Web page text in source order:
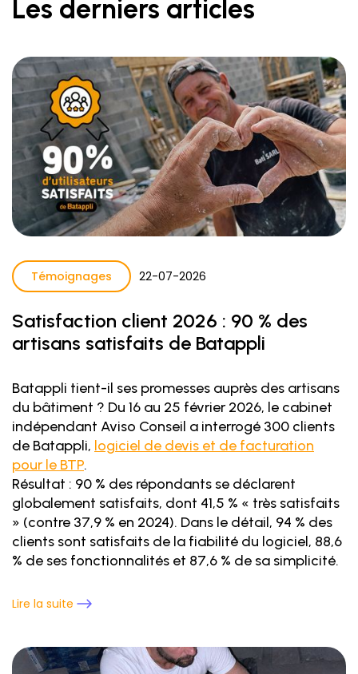
Les derniers articles
Témoignages 22-07-2026
Satisfaction client 2026 : 90 % des
artisans satisfaits de Batappli
Batappli tient-il ses promesses auprès des artisans
du bâtiment ? Du 16 au 25 février 2026, le cabinet
indépendant Aviso Conseil a interrogé 300 clients
de Batappli, logiciel de devis et de facturation
pour le BTP.
Résultat : 90 % des répondants se déclarent
globalement satisfaits, dont 41,5 % « très satisfaits
» (contre 37,9 % en 2024). Dans le détail, 94 % des
clients sont satisfaits de la fiabilité du logiciel, 88,6
% de ses fonctionnalités et 87,6 % de sa simplicité.
Lire la suite